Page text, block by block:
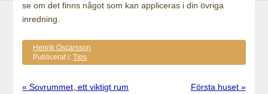
se om det finns något som kan appliceras i din övriga
inredning.
Henrik Oscarsson
Publicerat i:
Tips
« Sovrummet, ett viktigt rum Första huset »